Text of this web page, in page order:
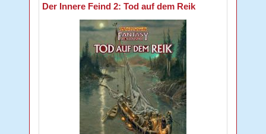
Der Innere Feind 2: Tod auf dem Reik